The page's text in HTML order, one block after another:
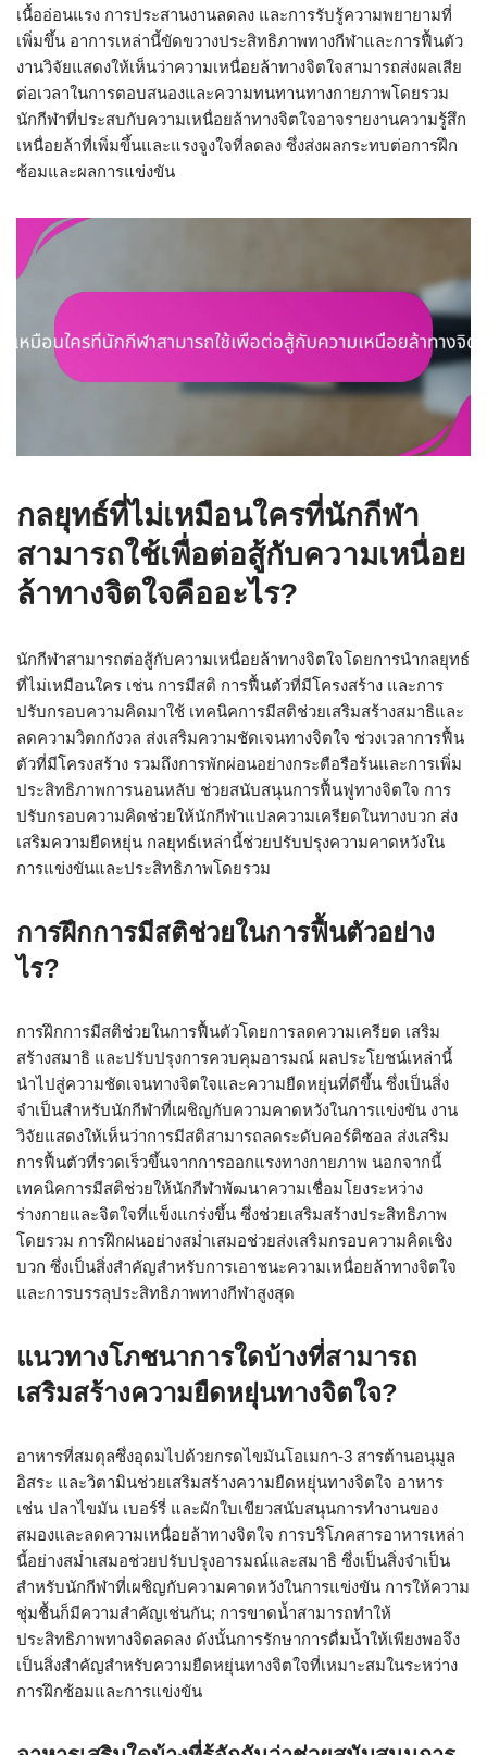
เนื้ออ่อนแรง การประสานงานลดลง และการรับรู้ความพยายามที่
เพิ่มขึ้น อาการเหล่านี้ขัดขวางประสิทธิภาพทางกีฬาและการฟื้นตัว
งานวิจัยแสดงให้เห็นว่าความเหนื่อยล้าทางจิตใจสามารถส่งผลเสีย
ต่อเวลาในการตอบสนองและความทนทานทางกายภาพโดยรวม
นักกีฬาที่ประสบกับความเหนื่อยล้าทางจิตใจอาจรายงานความรู้สึก
เหนื่อยล้าที่เพิ่มขึ้นและแรงจูงใจที่ลดลง ซึ่งส่งผลกระทบต่อการฝึก
ซ้อมและผลการแข่งขัน
กลยุทธ์ที่ไม่เหมือนใครที่นักกีฬา
สามารถใช้เพื่อต่อสู้กับความเหนื่อย
ล้าทางจิตใจคืออะไร?
นักกีฬาสามารถต่อสู้กับความเหนื่อยล้าทางจิตใจโดยการนำกลยุทธ์
ที่ไม่เหมือนใคร เช่น การมีสติ การฟื้นตัวที่มีโครงสร้าง และการ
ปรับกรอบความคิดมาใช้ เทคนิคการมีสติช่วยเสริมสร้างสมาธิและ
ลดความวิตกกังวล ส่งเสริมความชัดเจนทางจิตใจ ช่วงเวลาการฟื้น
ตัวที่มีโครงสร้าง รวมถึงการพักผ่อนอย่างกระตือรือร้นและการเพิ่ม
ประสิทธิภาพการนอนหลับ ช่วยสนับสนุนการฟื้นฟูทางจิตใจ การ
ปรับกรอบความคิดช่วยให้นักกีฬาแปลความเครียดในทางบวก ส่ง
เสริมความยืดหยุ่น กลยุทธ์เหล่านี้ช่วยปรับปรุงความคาดหวังใน
การแข่งขันและประสิทธิภาพโดยรวม
การฝึกการมีสติช่วยในการฟื้นตัวอย่าง
ไร?
การฝึกการมีสติช่วยในการฟื้นตัวโดยการลดความเครียด เสริม
สร้างสมาธิ และปรับปรุงการควบคุมอารมณ์ ผลประโยชน์เหล่านี้
นำไปสู่ความชัดเจนทางจิตใจและความยืดหยุ่นที่ดีขึ้น ซึ่งเป็นสิ่ง
จำเป็นสำหรับนักกีฬาที่เผชิญกับความคาดหวังในการแข่งขัน งาน
วิจัยแสดงให้เห็นว่าการมีสติสามารถลดระดับคอร์ติซอล ส่งเสริม
การฟื้นตัวที่รวดเร็วขึ้นจากการออกแรงทางกายภาพ นอกจากนี้
เทคนิคการมีสติช่วยให้นักกีฬาพัฒนาความเชื่อมโยงระหว่าง
ร่างกายและจิตใจที่แข็งแกร่งขึ้น ซึ่งช่วยเสริมสร้างประสิทธิภาพ
โดยรวม การฝึกฝนอย่างสม่ำเสมอช่วยส่งเสริมกรอบความคิดเชิง
บวก ซึ่งเป็นสิ่งสำคัญสำหรับการเอาชนะความเหนื่อยล้าทางจิตใจ
และการบรรลุประสิทธิภาพทางกีฬาสูงสุด
แนวทางโภชนาการใดบ้างที่สามารถ
เสริมสร้างความยืดหยุ่นทางจิตใจ?
อาหารที่สมดุลซึ่งอุดมไปด้วยกรดไขมันโอเมกา-3 สารต้านอนุมูล
อิสระ และวิตามินช่วยเสริมสร้างความยืดหยุ่นทางจิตใจ อาหาร
เช่น ปลาไขมัน เบอร์รี่ และผักใบเขียวสนับสนุนการทำงานของ
สมองและลดความเหนื่อยล้าทางจิตใจ การบริโภคสารอาหารเหล่า
นี้อย่างสม่ำเสมอช่วยปรับปรุงอารมณ์และสมาธิ ซึ่งเป็นสิ่งจำเป็น
สำหรับนักกีฬาที่เผชิญกับความคาดหวังในการแข่งขัน การให้ความ
ชุ่มชื้นก็มีความสำคัญเช่นกัน; การขาดน้ำสามารถทำให้
ประสิทธิภาพทางจิตลดลง ดังนั้นการรักษาการดื่มน้ำให้เพียงพอจึง
เป็นสิ่งสำคัญสำหรับความยืดหยุ่นทางจิตใจที่เหมาะสมในระหว่าง
การฝึกซ้อมและการแข่งขัน